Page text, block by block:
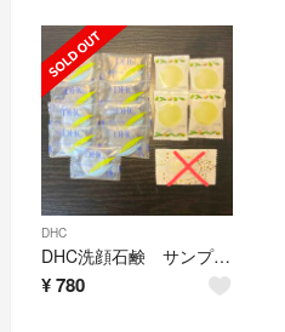
DHC
DHC洗顔石鹸 サンプルセット ✖️13個
¥780